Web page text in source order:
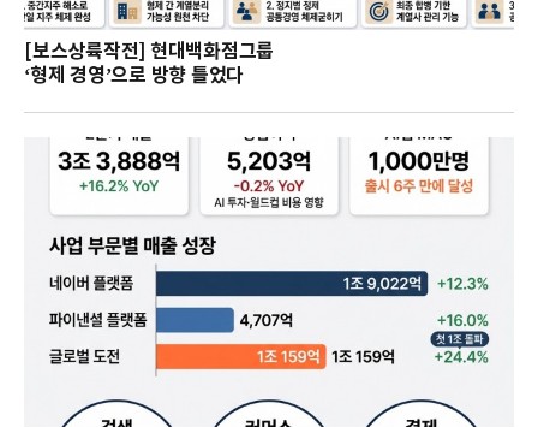
[보스상륙작전] 현대백화점그룹
‘형제 경영’으로 방향 틀었다